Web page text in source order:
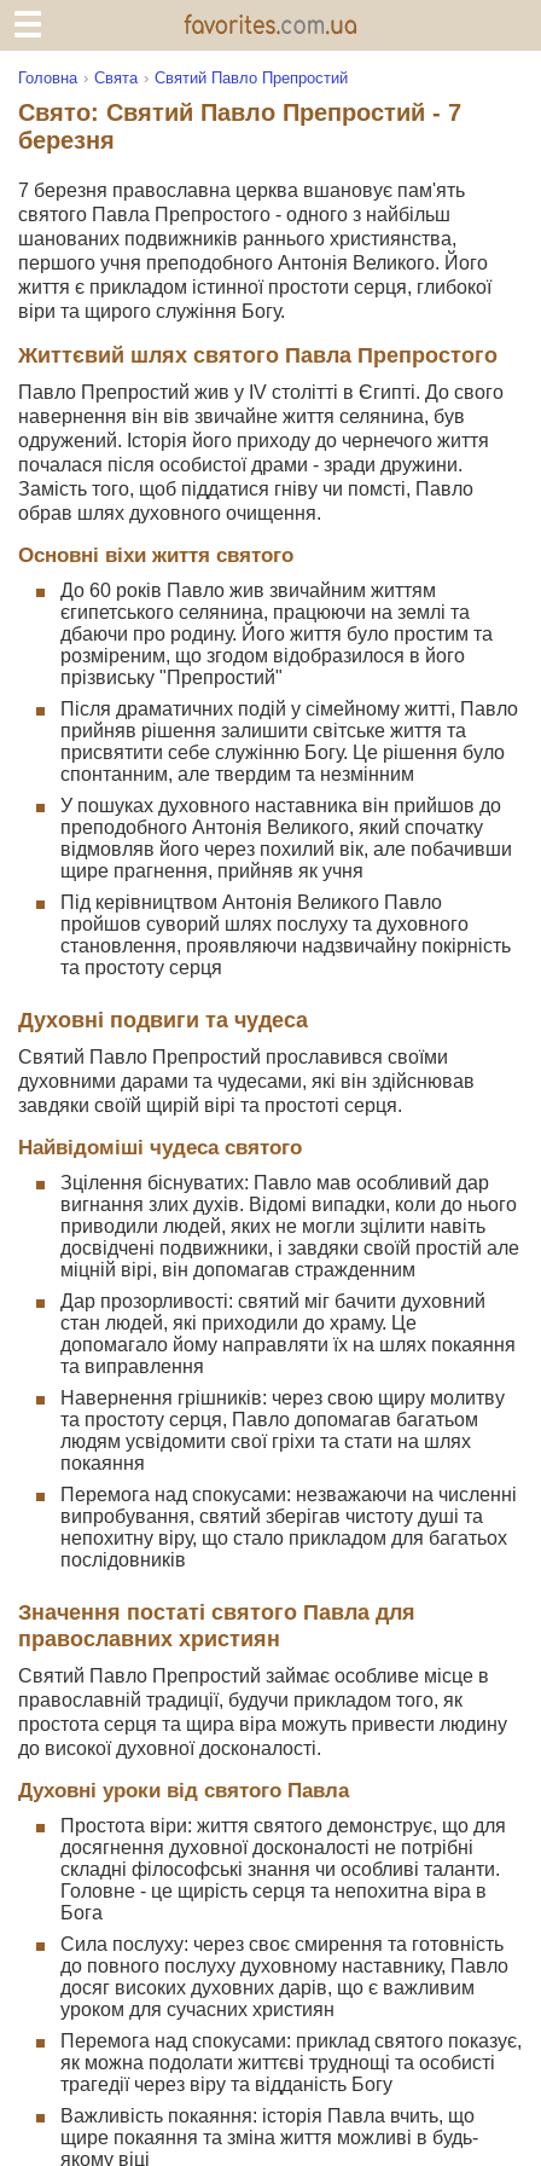
Головна Свята Святий Павло Препростий
Свято: Святий Павло Препростий - 7
березня
7 березня православна церква вшановує пам'ять
святого Павла Препростого - одного з найбільш
шанованих подвижників раннього християнства,
першого учня преподобного Антонія Великого. Його
життя є прикладом істинної простоти серця, глибокої
віри та щирого служіння Богу.
Життєвий шлях святого Павла Препростого
Павло Препростий жив у IV столітті в Єгипті. До свого
навернення він вів звичайне життя селянина, був
одружений. Історія його приходу до чернечого життя
почалася після особистої драми - зради дружини.
Замість того, щоб піддатися гніву чи помсті, Павло
обрав шлях духовного очищення.
Основні віхи життя святого
До 60 років Павло жив звичайним життям
єгипетського селянина, працюючи на землі та
дбаючи про родину. Його життя було простим та
розміреним, що згодом відобразилося в його
прізвиську "Препростий"
Після драматичних подій у сімейному житті, Павло
прийняв рішення залишити світське життя та
присвятити себе служінню Богу. Це рішення було
спонтанним, але твердим та незмінним
У пошуках духовного наставника він прийшов до
преподобного Антонія Великого, який спочатку
відмовляв його через похилий вік, але побачивши
щире прагнення, прийняв як учня
Під керівництвом Антонія Великого Павло
пройшов суворий шлях послуху та духовного
становлення, проявляючи надзвичайну покірність
та простоту серця
Духовні подвиги та чудеса
Святий Павло Препростий прославився своїми
духовними дарами та чудесами, які він здійснював
завдяки своїй щирій вірі та простоті серця.
Найвідоміші чудеса святого
Зцілення біснуватих: Павло мав особливий дар
вигнання злих духів. Відомі випадки, коли до нього
приводили людей, яких не могли зцілити навіть
досвідчені подвижники, і завдяки своїй простій але
міцній вірі, він допомагав стражденним
Дар прозорливості: святий міг бачити духовний
стан людей, які приходили до храму. Це
допомагало йому направляти їх на шлях покаяння
та виправлення
Навернення грішників: через свою щиру молитву
та простоту серця, Павло допомагав багатьом
людям усвідомити свої гріхи та стати на шлях
покаяння
Перемога над спокусами: незважаючи на численні
випробування, святий зберігав чистоту душі та
непохитну віру, що стало прикладом для багатьох
послідовників
Значення постаті святого Павла для
православних християн
Святий Павло Препростий займає особливе місце в
православній традиції, будучи прикладом того, як
простота серця та щира віра можуть привести людину
до високої духовної досконалості.
Духовні уроки від святого Павла
Простота віри: життя святого демонструє, що для
досягнення духовної досконалості не потрібні
складні філософські знання чи особливі таланти.
Головне - це щирість серця та непохитна віра в
Бога
Сила послуху: через своє смирення та готовність
до повного послуху духовному наставнику, Павло
досяг високих духовних дарів, що є важливим
уроком для сучасних християн
Перемога над спокусами: приклад святого показує,
як можна подолати життєві труднощі та особисті
трагедії через віру та відданість Богу
Важливість покаяння: історія Павла вчить, що
щире покаяння та зміна життя можливі в будь-
якому віці